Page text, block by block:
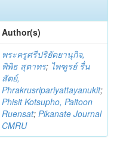
Author(s)
พระครูศรีปริยัตยานุกิจ,
พิพิธ สุตาทร; ไพฑูรย์ รื่น
สัตย์,
Phrakrusripariyattayanukit;
Phisit Kotsupho, Paitoon
Ruensat; Pikanate Journal
CMRU